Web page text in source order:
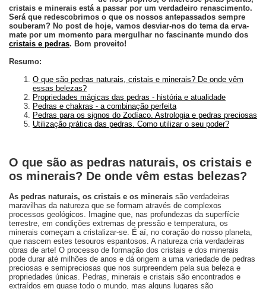
cristais e minerais está a passar por um verdadeiro renascimento.
Será que redescobrimos o que os nossos antepassados sempre
souberam? No post de hoje, vamos desviar-nos do tema da erva-
mate por um momento para mergulhar no fascinante mundo dos
cristais e pedras. Bom proveito!
Resumo:
O que são pedras naturais, cristais e minerais? De onde vêm
essas belezas?
Propriedades mágicas das pedras - história e atualidade
Pedras e chakras - a combinação perfeita
Pedras para os signos do Zodíaco. Astrologia e pedras preciosas
Utilização prática das pedras. Como utilizar o seu poder?
O que são as pedras naturais, os cristais e
os minerais? De onde vêm estas belezas?
As pedras naturais, os cristais e os minerais são verdadeiras
maravilhas da natureza que se formam através de complexos
processos geológicos. Imagine que, nas profundezas da superfície
terrestre, em condições extremas de pressão e temperatura, os
minerais começam a cristalizar-se. É aí, no coração do nosso planeta,
que nascem estes tesouros espantosos. A natureza cria verdadeiras
obras de arte! O processo de formação dos cristais e dos minerais
pode durar até milhões de anos e dá origem a uma variedade de pedras
preciosas e semipreciosas que nos surpreendem pela sua beleza e
propriedades únicas. Pedras, minerais e cristais são encontrados e
extraídos em quase todo o mundo, mas alguns lugares são